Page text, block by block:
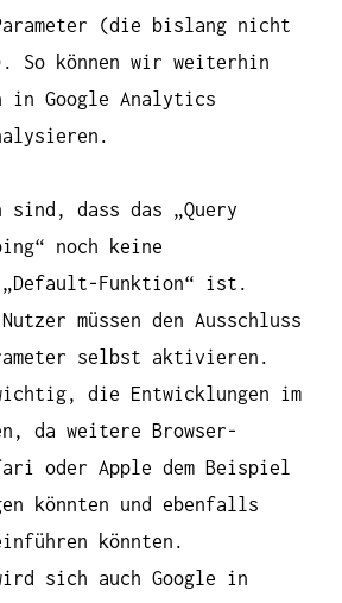
(die bislang nicht
So können wir weiterhin
in Google Analytics
sind, dass das „Query
noch keine
Funktion“ ist.
müssen den Ausschluss
selbst aktivieren.
die Entwicklungen im
da weitere Browser-
oder Apple dem Beispiel
könnten und ebenfalls
könnten.
sich auch Google in